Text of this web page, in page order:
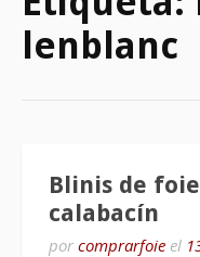
lenblanc
Blinis de
calabacín
por comprarfoie el